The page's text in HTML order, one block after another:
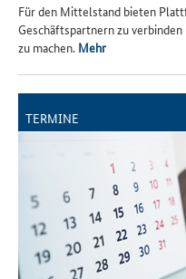
Für den Mittelstand bieten
Geschäftspartnern zu
zu machen. Mehr
TERMINE